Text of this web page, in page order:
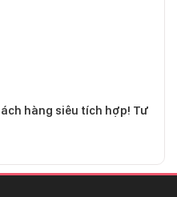
hàng siêu tích hợp! Tư